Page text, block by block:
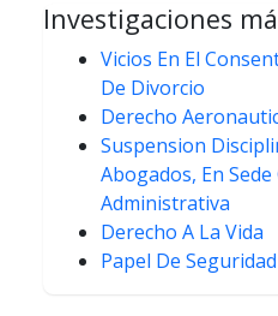
Investigaciones
Vicios En El
De Divorcio
Derecho
Suspension
Abogados, En
Administrativa
Derecho A La Vida
Papel De